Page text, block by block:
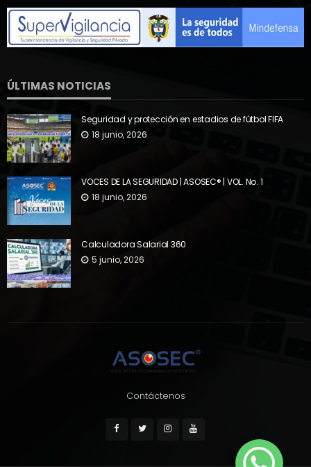
ÚLTIMAS NOTICIAS
Seguridad y protección en estadios de fútbol FIFA
18 junio, 2026
VOCES DE LA SEGURIDAD | ASOSEC® | VOL. No. 1
18 junio, 2026
Calculadora Salarial 360
5 junio, 2026
Contáctenos